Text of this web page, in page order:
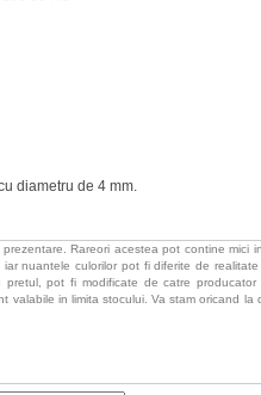
diametru de 4 mm.
Rareori acestea pot contine mici
nuantele culorilor pot fi diferite de
pot fi modificate de catre
in limita stocului. Va stam oricand la